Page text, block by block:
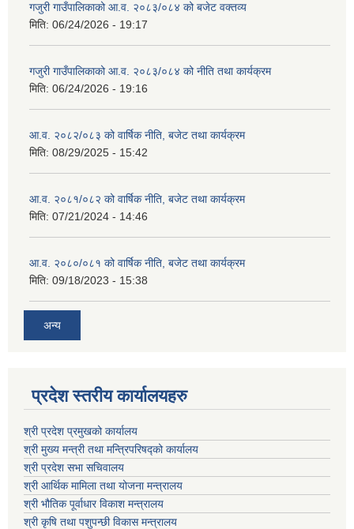
गजुरी गाउँपालिकाको आ.व. २०८३/०८४ को बजेट वक्तव्य
मिति: 06/24/2026 - 19:17
गजुरी गाउँपालिकाको आ.व. २०८३/०८४ को नीति तथा कार्यक्रम
मिति: 06/24/2026 - 19:16
आ.व. २०८२/०८३ को वार्षिक नीति, बजेट तथा कार्यक्रम
मिति: 08/29/2025 - 15:42
आ.व. २०८१/०८२ को वार्षिक नीति, बजेट तथा कार्यक्रम
मिति: 07/21/2024 - 14:46
आ.व. २०८०/०८१ को वार्षिक नीति, बजेट तथा कार्यक्रम
मिति: 09/18/2023 - 15:38
अन्य
प्रदेश स्तरीय कार्यालयहरु
श्री प्रदेश प्रमुखको कार्यालय
श्री मुख्य मन्त्री तथा मन्त्रिपरिषद्को कार्यालय
श्री प्रदेश सभा सचिवालय
श्री आर्थिक मामिला तथा योजना मन्त्रालय
श्री भौतिक पूर्वाधार विकाश मन्त्रालय
श्री कृषि तथा पशुपन्छी विकास मन्त्रालय